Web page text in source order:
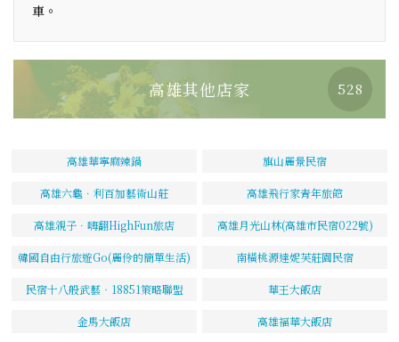
車。
高雄其他店家 528
高雄華寧麻辣鍋 旗山麗景民宿
高雄六龜．利百加藝術山莊 高雄飛行家青年旅館
高雄親子．嗨翻HighFun旅店 高雄月光山林(高雄市民宿022號)
韓國自由行旅遊Go(麗伶的簡單生活) 南橫桃源達妮芙莊園民宿
民宿十八般武藝‧18851策略聯盟 華王大飯店
金馬大飯店 高雄福華大飯店